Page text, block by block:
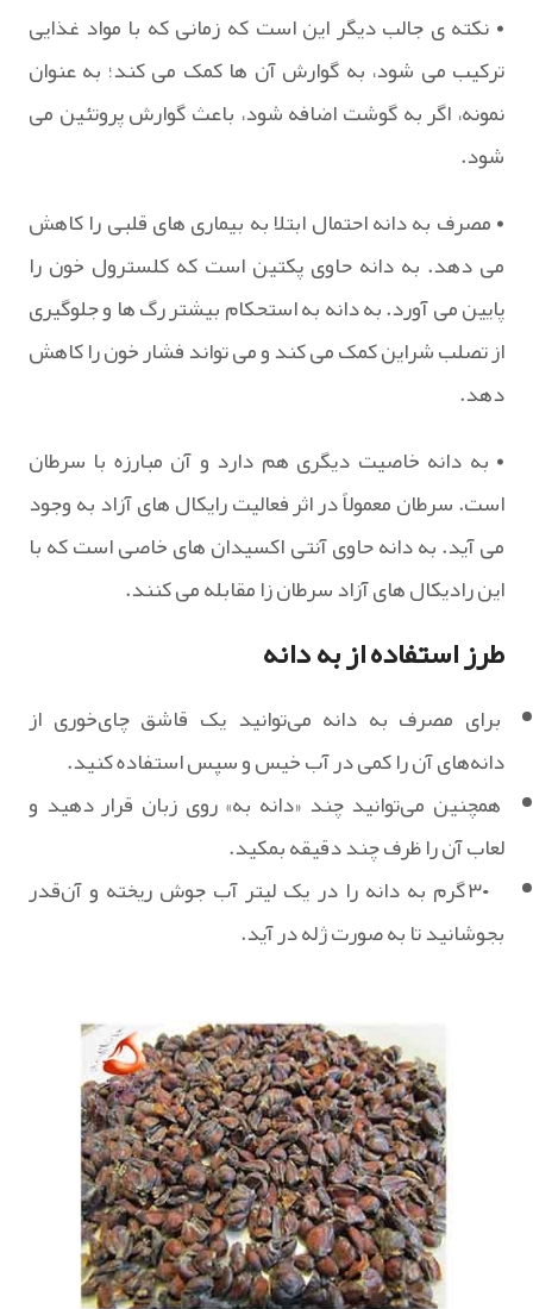
• نکته ی جالب دیگر این است که زمانی که با مواد غذایی
ترکیب می شود، به گوارش آن ها کمک می کند؛ به عنوان
نمونه، اگر به گوشت اضافه شود، باعث گوارش پروتئین می
شود.
• مصرف به دانه احتمال ابتلا به بیماری های قلبی را کاهش
می دهد. به دانه حاوی پکتین است که کلسترول خون را
پایین می آورد. به دانه به استحکام بیشتر رگ ها و جلوگیری
از تصلب شراین کمک می کند و می تواند فشار خون را کاهش
دهد.
• به دانه خاصیت دیگری هم دارد و آن مبارزه با سرطان
است. سرطان معمولاً در اثر فعالیت رایکال های آزاد به وجود
می آید. به دانه حاوی آنتی اکسیدان های خاصی است که با
این رادیکال های آزاد سرطان زا مقابله می کنند.
طرز استفاده از به دانه
برای مصرف به دانه می‌توانید یک قاشق چای‌خوری از
دانه‌های آن را کمی در آب خیس و سپس استفاده کنید.
همچنین می‌توانید چند «دانه به» روی زبان قرار دهید و
لعاب آن را ظرف چند دقیقه بمکید.
۳۰ گرم به دانه را در یک لیتر آب جوش ریخته و آن‌قدر
بجوشانید تا به صورت ژله در آید.